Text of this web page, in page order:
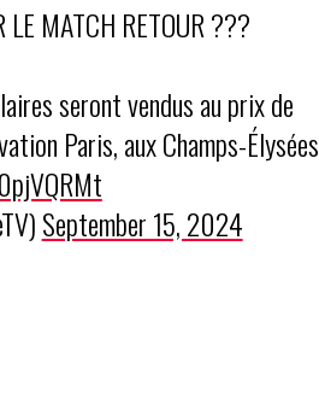
LE MATCH RETOUR ???
seront vendus au prix de
Paris, aux Champs-Élysées
September 15, 2024